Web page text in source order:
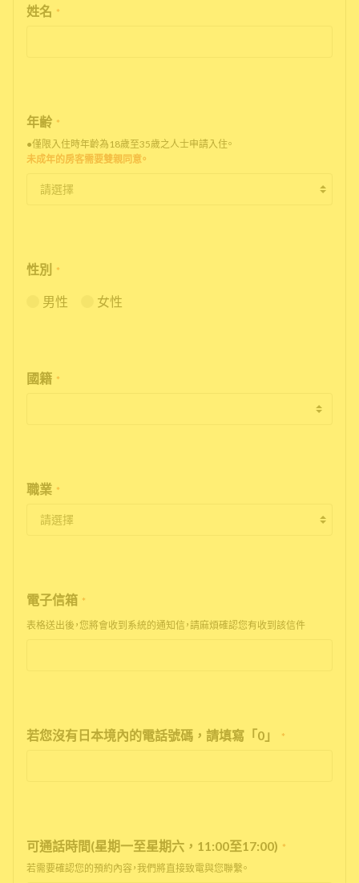
姓名 *
年齢 *
●僅限入住時年齡為18歲至35歲之人士申請入住。
未成年的房客需要雙親同意。
性別 *
男性 女性
國籍 *
職業 *
電子信箱 *
表格送出後，您將會收到系統的通知信，請麻煩確認您有收到該信件
若您沒有日本境內的電話號碼，請填寫「0」 *
可通話時間(星期一至星期六，11:00至17:00) *
若需要確認您的預約內容，我們將直接致電與您聯繫。